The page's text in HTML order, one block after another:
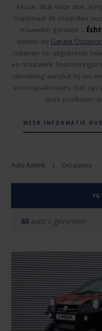
keuze. Stuk voor stuk,
maximaal 36 maanden
maanden garantie…
bieden wij Garant
rekenen op uitgebreide
en maatwerk
uitvoering aansluit bij uw
verkoopadviseurs. Dat zijn
onze producten
MEER INFORMATIE
Auto Aaltink | Occasions
63 auto's gevonden